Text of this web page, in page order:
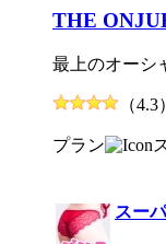
THE
最上のオーシ
（4.3）
プラン
スー